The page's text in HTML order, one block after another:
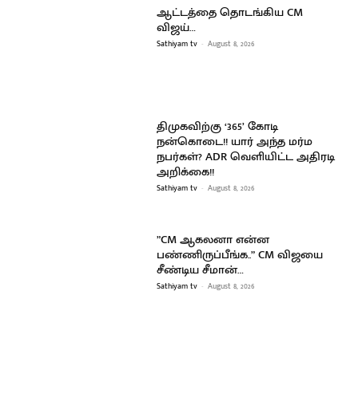
ஆட்டத்தை தொடங்கிய CM
விஜய்…
Sathiyam tv - August 8, 2026
திமுகவிற்கு ‘365’ கோடி
நன்கொடை!! யார் அந்த மர்ம
நபர்கள்? ADR வெளியிட்ட அதிரடி
அறிக்கை!!
Sathiyam tv - August 8, 2026
”CM ஆகலனா என்ன
பண்ணிருப்பீங்க..” CM விஜயை
சீண்டிய சீமான்…
Sathiyam tv - August 8, 2026